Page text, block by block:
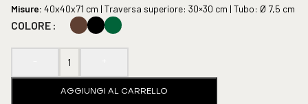
Misure: 40x40x71 cm | Traversa superiore: 30×30 cm | Tubo: Ø 7,5 cm
COLORE
AGGIUNGI AL CARRELLO